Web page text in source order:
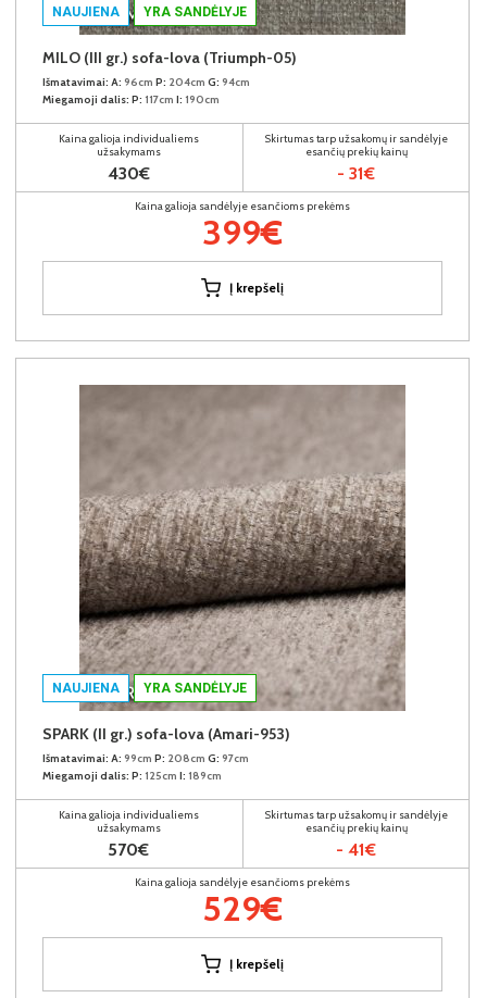
NAUJIENA YRA SANDĖLYJE
MILO (III gr.) sofa-lova (Triumph-05)
Išmatavimai: A: 96cm P: 204cm G: 94cm
Miegamoji dalis: P: 117cm I: 190cm
Kaina galioja individualiems
užsakymams
430€
Skirtumas tarp užsakomų ir sandėlyje
esančių prekių kainų
- 31€
Kaina galioja sandėlyje esančioms prekėms
399€
Į krepšelį
NAUJIENA YRA SANDĖLYJE
SPARK (II gr.) sofa-lova (Amari-953)
Išmatavimai: A: 99cm P: 208cm G: 97cm
Miegamoji dalis: P: 125cm I: 189cm
Kaina galioja individualiems
užsakymams
570€
Skirtumas tarp užsakomų ir sandėlyje
esančių prekių kainų
- 41€
Kaina galioja sandėlyje esančioms prekėms
529€
Į krepšelį